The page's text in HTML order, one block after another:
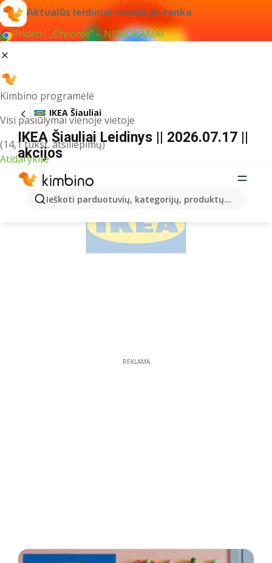
Aktualūs leidiniai visada po ranka
Pridėti į „Chrome“ – NEMOKAMAI
Kimbino programėlė
Visi pasiūlymai vienoje vietoje
(14,1 tūkst. atsiliepimų)
Atidarykite
Ieškoti parduotuvių, kategorijų, produktų...
IKEA Šiauliai
IKEA Šiauliai Leidinys || 2026.07.17 ||
akcijos
REKLAMA